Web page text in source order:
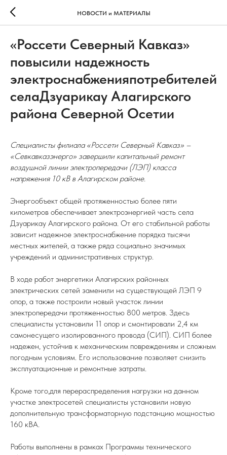
НОВОСТИ и МАТЕРИАЛЫ
«Россети Северный Кавказ»
повысили надежность
электроснабженияпотребителей
селаДзуарикау Алагирского
района Северной Осетии
Специалисты филиала «Россети Северный Кавказ» –
«Севкавказэнерго» завершили капитальный ремонт
воздушной линии электропередачи (ЛЭП) класса
напряжения 10 кВ в Алагирском районе.
Энергообъект общей протяженностью более пяти
километров обеспечивает электроэнергией часть села
Дзуарикау Алагирского района. От его стабильной работы
зависит надежное электроснабжение порядка тысячи
местных жителей, а также ряда социально значимых
учреждений и административных структур.
В ходе работ энергетики Алагирских районных
электрических сетей заменили на существующей ЛЭП 9
опор, а также построили новый участок линии
электропередачи протяженностью 800 метров. Здесь
специалисты установили 11 опор и смонтировали 2,4 км
самонесущего изолированного провода (СИП). СИП более
надежен, устойчив к механическим повреждениям и сложным
погодным условиям. Его использование позволяет снизить
эксплуатационные и ремонтные затраты.
Кроме того,для перераспределения нагрузки на данном
участке электросетей специалисты установили новую
дополнительную трансформаторную подстанцию мощностью
160 кВА.
Работы выполнены в рамках Программы технического